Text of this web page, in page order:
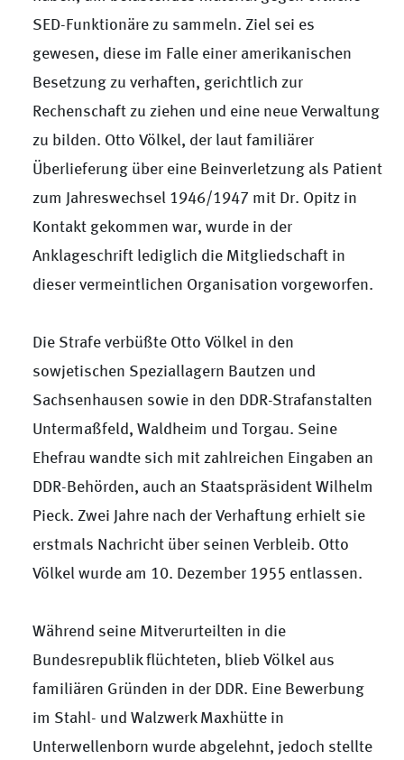
SED-Funktionäre zu sammeln. Ziel sei es
gewesen, diese im Falle einer amerikanischen
Besetzung zu verhaften, gerichtlich zur
Rechenschaft zu ziehen und eine neue Verwaltung
zu bilden. Otto Völkel, der laut familiärer
Überlieferung über eine Beinverletzung als Patient
zum Jahreswechsel 1946/1947 mit Dr. Opitz in
Kontakt gekommen war, wurde in der
Anklageschrift lediglich die Mitgliedschaft in
dieser vermeintlichen Organisation vorgeworfen.
Die Strafe verbüßte Otto Völkel in den
sowjetischen Speziallagern Bautzen und
Sachsenhausen sowie in den DDR-Strafanstalten
Untermaßfeld, Waldheim und Torgau. Seine
Ehefrau wandte sich mit zahlreichen Eingaben an
DDR-Behörden, auch an Staatspräsident Wilhelm
Pieck. Zwei Jahre nach der Verhaftung erhielt sie
erstmals Nachricht über seinen Verbleib. Otto
Völkel wurde am 10. Dezember 1955 entlassen.
Während seine Mitverurteilten in die
Bundesrepublik flüchteten, blieb Völkel aus
familiären Gründen in der DDR. Eine Bewerbung
im Stahl- und Walzwerk Maxhütte in
Unterwellenborn wurde abgelehnt, jedoch stellte